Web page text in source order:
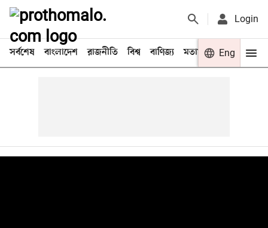
Login
সর্বশেষ বাংলাদেশ রাজনীতি বিশ্ব বাণিজ্য মতামত খেলা
Eng